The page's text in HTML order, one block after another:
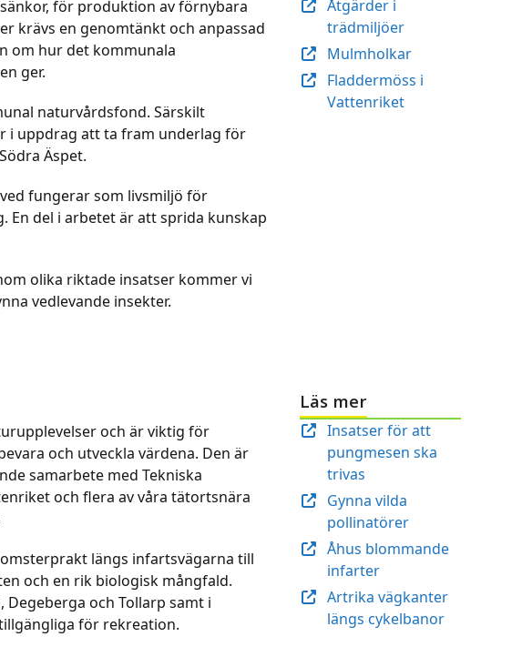
för produktion av förnybara
krävs en genomtänkt och anpassad
om hur det kommunala
ger.
naturvårdsfond. Särskilt
i uppdrag att ta fram underlag för
Äspet.
fungerar som livsmiljö för
En del i arbetet är att sprida kunskap
olika riktade insatser kommer vi
vedlevande insekter.
Åtgärder i
trädmiljöer
Mulmholkar
Fladdermöss i
Vattenriket
och är viktig för
och utveckla värdena. Den är
samarbete med Tekniska
och flera av våra tätortsnära
längs infartsvägarna till
och en rik biologisk mångfald.
och Tollarp samt i
för rekreation.
Läs mer
Insatser för att
pungmesen ska
trivas
Gynna vilda
pollinatörer
Åhus blommande
infarter
Artrika vägkanter
längs cykelbanor